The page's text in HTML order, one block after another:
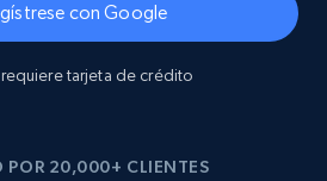
con Google
tarjeta de crédito
POR 20,000+ CLIENTES